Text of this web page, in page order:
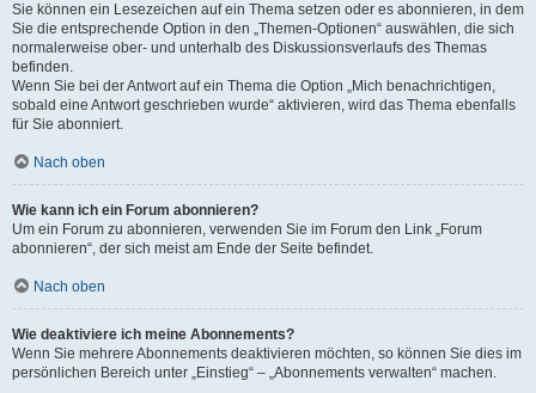
Sie können ein Lesezeichen auf ein Thema setzen oder es abonnieren, in dem
Sie die entsprechende Option in den „Themen-Optionen“ auswählen, die sich
normalerweise ober- und unterhalb des Diskussionsverlaufs des Themas
befinden.
Wenn Sie bei der Antwort auf ein Thema die Option „Mich benachrichtigen,
sobald eine Antwort geschrieben wurde“ aktivieren, wird das Thema ebenfalls
für Sie abonniert.
Nach oben
Wie kann ich ein Forum abonnieren?
Um ein Forum zu abonnieren, verwenden Sie im Forum den Link „Forum
abonnieren“, der sich meist am Ende der Seite befindet.
Nach oben
Wie deaktiviere ich meine Abonnements?
Wenn Sie mehrere Abonnements deaktivieren möchten, so können Sie dies im
persönlichen Bereich unter „Einstieg“ – „Abonnements verwalten“ machen.